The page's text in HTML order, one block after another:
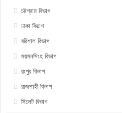
চট্টগ্রাম বিভাগ
ঢাকা বিভাগ
বরিশাল বিভাগ
ময়মনসিংহ বিভাগ
রংপুর বিভাগ
রাজশাহী বিভাগ
সিলেট বিভাগ